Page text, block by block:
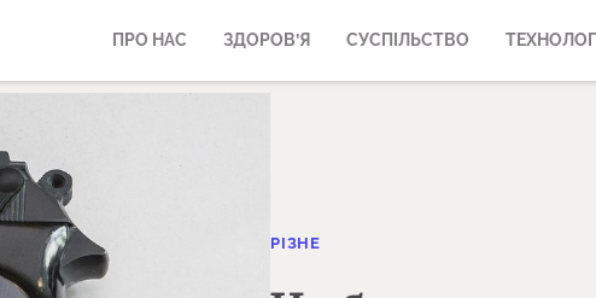
ПРО НАС ЗДОРОВ’Я СУСПІЛЬСТВО ТЕХНОЛОГІЇ
РІЗНЕ